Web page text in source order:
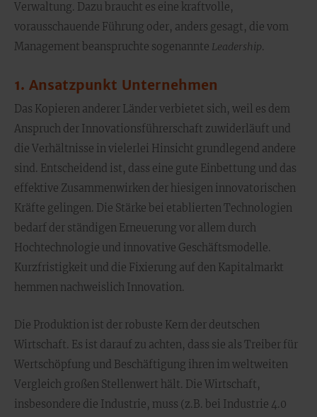
Verwaltung. Dazu braucht es eine kraftvolle,
vorausschauende Führung oder, anders gesagt, die vom
Management beanspruchte sogenannte Leadership.
1. Ansatzpunkt Unternehmen
Das Kopieren anderer Länder verbietet sich, weil es dem
Anspruch der Innovationsführerschaft zuwiderläuft und
die Verhältnisse in vielerlei Hinsicht grundlegend andere
sind. Entscheidend ist, dass eine gute Einbettung und das
effektive Zusammenwirken der hiesigen innovatorischen
Kräfte gelingen. Die Stärke bei etablierten Technologien
bedarf der ständigen Erneuerung vor allem durch
Hochtechnologie und innovative Geschäftsmodelle.
Kurzfristigkeit und die Fixierung auf den Kapitalmarkt
hemmen nachweislich Innovation.
Die Produktion ist der robuste Kern der deutschen
Wirtschaft. Es ist darauf zu achten, dass sie als Treiber für
Wertschöpfung und Beschäftigung ihren im weltweiten
Vergleich großen Stellenwert hält. Die Wirtschaft,
insbesondere die Industrie, muss (z.B. bei Industrie 4.0